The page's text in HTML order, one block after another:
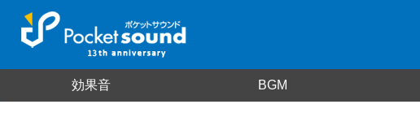
効果音 BGM